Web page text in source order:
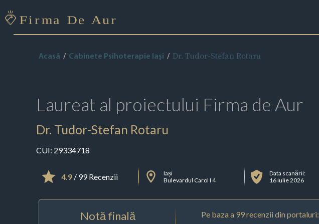
Acasă Cabinete Psihoterapie Iaşi Dr. Tudor-Stefan Rotaru
Laureat al proiectului Firma de Aur
Dr. Tudor-Stefan Rotaru
CUI: 29334718
4.9/ 99 Recenzii
Iași
Bulevardul Carol I 4
Data scanării:
16 iulie 2026
Notă finală Pe baza a 99 recenzii din portaluri: